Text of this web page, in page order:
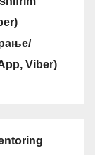
Viber)